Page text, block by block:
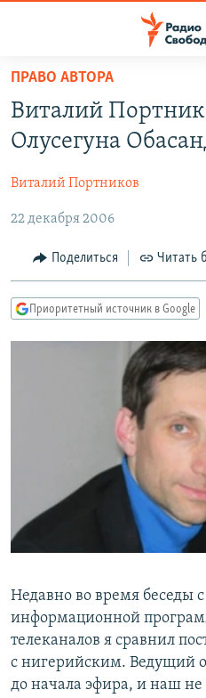
упрощенного
доступа
Вернуться
основному
Вернутся
главной
навигации
Вернутся
АВТОРСКИЕ ПРОЕКТЫ
ЦИТАТЫ СВОБОДЫ
МНЕНИЯ
КУЛЬТУРА
IDEL.РЕАЛИИ
КАВКАЗ.РЕАЛИИ
СИБИРЬ.РЕАЛИИ
РАСПИСАНИЕ ВЕЩАНИЯ
ПОДПИШИТЕСЬ НА
СОЦИАЛЬНЫЕ СЕТИ
Все сайты РСЕ/РС
ПРАВО АВТОРА
Виталий
Олусегуна
Виталий Портников
22 декабря 2006
Поделиться Читать
Приоритетный источник в Google
Недавно во время беседы
информационной
телеканалов я сравнил
с нигерийским. Ведущий
до начала эфира, и наш не